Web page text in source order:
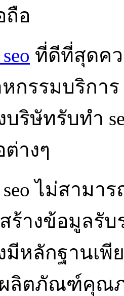
ถือ
ที่ดีที่สุดค
กรรมบริกา
บริษัทรับทำ
างๆ
ไม่สามา
ร้างข้อมูลรั
มีหลักฐานเพี
ลิตภัณฑ์คุณภ